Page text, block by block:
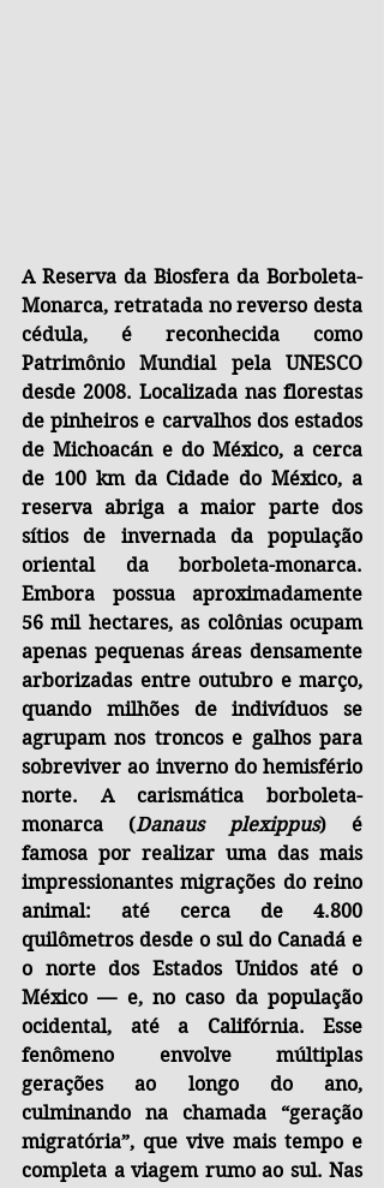
A Reserva da Biosfera da Borboleta-
Monarca, retratada no reverso desta
cédula, é reconhecida como
Patrimônio Mundial pela UNESCO
desde 2008. Localizada nas florestas
de pinheiros e carvalhos dos estados
de Michoacán e do México, a cerca
de 100 km da Cidade do México, a
reserva abriga a maior parte dos
sítios de invernada da população
oriental da borboleta-monarca.
Embora possua aproximadamente
56 mil hectares, as colônias ocupam
apenas pequenas áreas densamente
arborizadas entre outubro e março,
quando milhões de indivíduos se
agrupam nos troncos e galhos para
sobreviver ao inverno do hemisfério
norte. A carismática borboleta-
monarca (Danaus plexippus) é
famosa por realizar uma das mais
impressionantes migrações do reino
animal: até cerca de 4.800
quilômetros desde o sul do Canadá e
o norte dos Estados Unidos até o
México — e, no caso da população
ocidental, até a Califórnia. Esse
fenômeno envolve múltiplas
gerações ao longo do ano,
culminando na chamada “geração
migratória”, que vive mais tempo e
completa a viagem rumo ao sul. Nas